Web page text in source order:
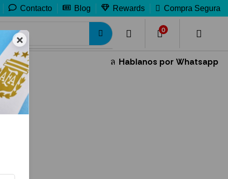
×
Contacto Blog Rewards Compra Segura
0 0
Hablanos por Whatsapp